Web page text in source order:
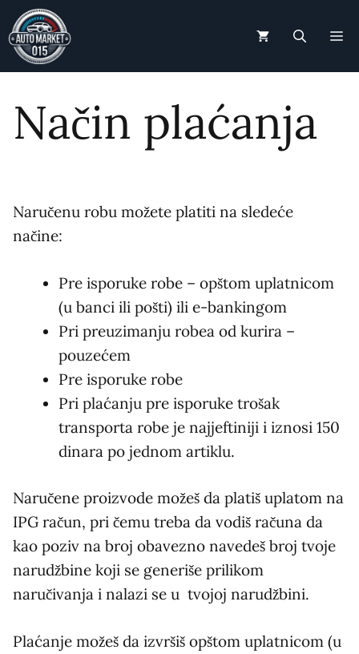
Skip
to
content
Način plaćanja
Naručenu robu možete platiti na sledeće
načine:
Pre isporuke robe – opštom uplatnicom
(u banci ili pošti) ili e-bankingom
Pri preuzimanju robea od kurira –
pouzećem
Pre isporuke robe
Pri plaćanju pre isporuke trošak
transporta robe je najjeftiniji i iznosi 150
dinara po jednom artiklu.
Naručene proizvode možeš da platiš uplatom na
IPG račun, pri čemu treba da vodiš računa da
kao poziv na broj obavezno navedeš broj tvoje
narudžbine koji se generiše prilikom
naručivanja i nalazi se u tvojoj narudžbini.
Plaćanje možeš da izvršiš opštom uplatnicom (u